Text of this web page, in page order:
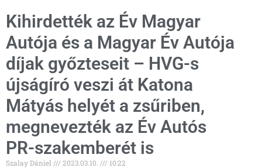
Kihirdették az Év Magyar
Autója és a Magyar Év Autója
díjak győzteseit – HVG-s
újságíró veszi át Katona
Mátyás helyét a zsűriben,
megnevezték az Év Autós
PR-szakemberét is
Szalay Dániel 2023.03.10. 10:22